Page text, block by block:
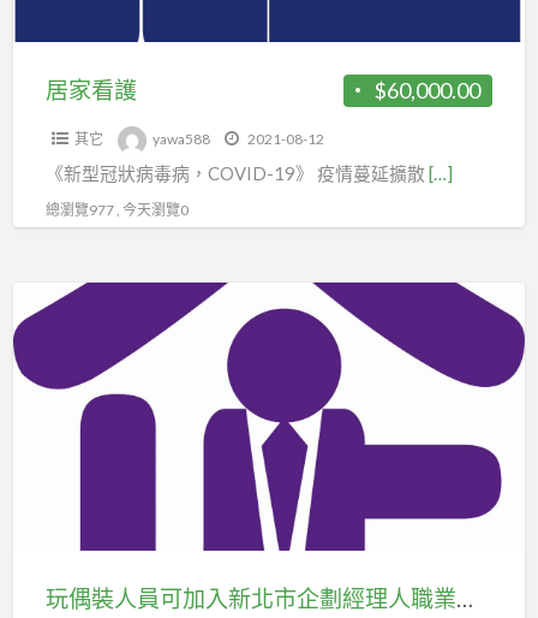
工
會。
83691100
$60,000.00
居家看護
其它 yawa588 2021-08-12
《新型冠狀病毒病，COVID-19》 疫情蔓延擴散[…]
總瀏覽977 , 今天瀏覽0
偶
裝
玩偶裝人員可加入新北市企劃經理人職業工會